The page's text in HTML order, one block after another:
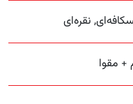
نقره‌ای